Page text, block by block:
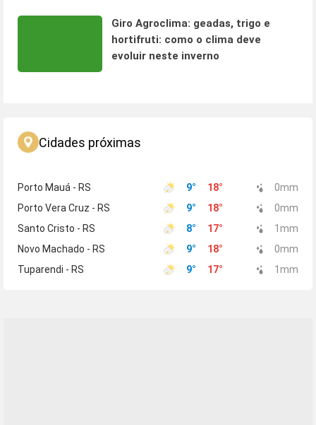
Giro Agroclima: geadas, trigo e
hortifruti: como o clima deve
evoluir neste inverno
Cidades próximas
Porto Mauá - RS 9° 18° 0mm
Porto Vera Cruz - RS
9° 18° 0mm
Santo Cristo - RS
8° 17° 1 mm
Novo Machado - RS
9° 18° 0mm
Tuparendi - RS
9° 17° 1 mm